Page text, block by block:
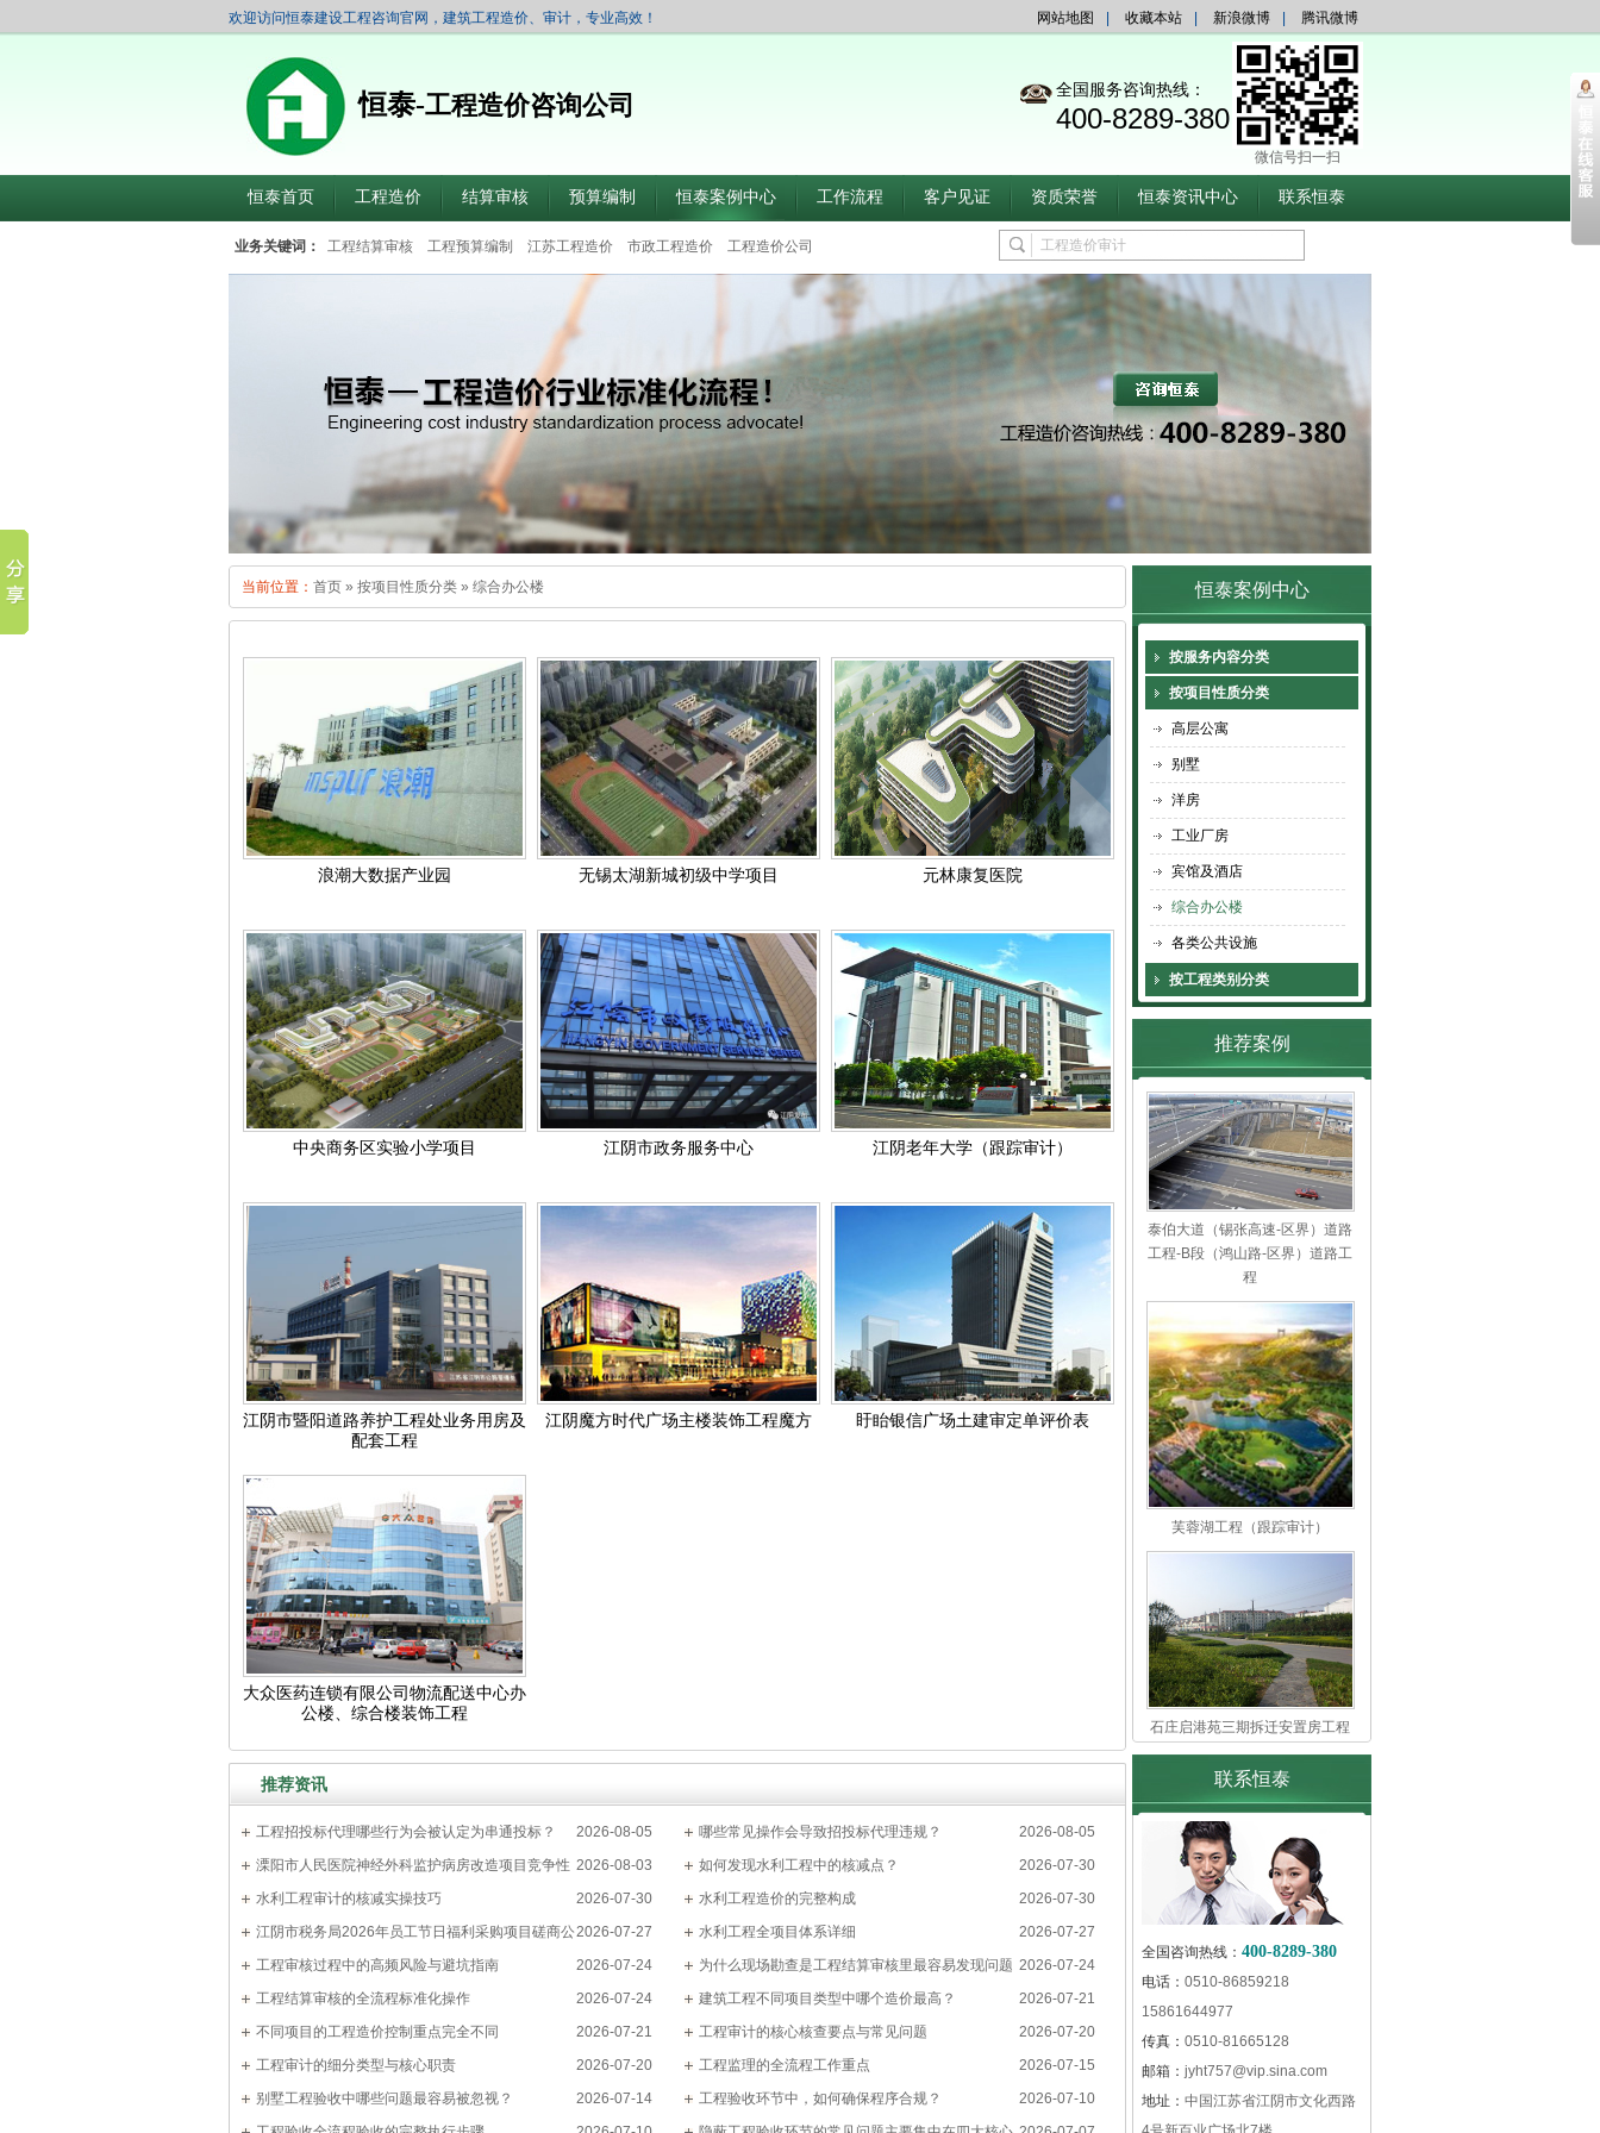
欢迎访问恒泰建设工程咨询官网，建筑工程造价、审计，专业高效！ 网站地图 收藏本站 新浪微博 腾讯微博
恒泰-工程造价咨询公司
全国服务咨询热线：
400-8289-380
微信号扫一扫
恒泰首页 工程造价 结算审核 预算编制 恒泰案例中心 工作流程 客户见证 资质荣誉 恒泰资讯中心 联系恒泰
业务关键词： 工程结算审核 工程预算编制 江苏工程造价 市政工程造价 工程造价公司
当前位置： 首页 » 按项目性质分类 » 综合办公楼
浪潮大数据产业园 无锡太湖新城初级中学项目 元林康复医院
中央商务区实验小学项目 江阴市政务服务中心 江阴老年大学（跟踪审计）
江阴市暨阳道路养护工程处业务用房及
配套工程
江阴魔方时代广场主楼装饰工程魔方 盱眙银信广场土建审定单评价表
大众医药连锁有限公司物流配送中心办
公楼、综合楼装饰工程
推荐资讯
2026-08-05
工程招投标代理哪些行为会被认定为串通投标？ 2026-08-05
哪些常见操作会导致招投标代理违规？
2026-08-03
溧阳市人民医院神经外科监护病房改造项目竞争性
磋商公告
2026-07-30
如何发现水利工程中的核减点？
2026-07-30
水利工程审计的核减实操技巧 2026-07-30
水利工程造价的完整构成
2026-07-27
江阴市税务局2026年员工节日福利采购项目磋商公
告
2026-07-27
水利工程全项目体系详细
2026-07-24
工程审核过程中的高频风险与避坑指南 2026-07-24
为什么现场勘查是工程结算审核里最容易发现问题
的环节？
2026-07-24
工程结算审核的全流程标准化操作 2026-07-21
建筑工程不同项目类型中哪个造价最高？
2026-07-21
不同项目的工程造价控制重点完全不同 2026-07-20
工程审计的核心核查要点与常见问题
2026-07-20
工程审计的细分类型与核心职责 2026-07-15
工程监理的全流程工作重点
2026-07-14
别墅工程验收中哪些问题最容易被忽视？ 2026-07-10
工程验收环节中，如何确保程序合规？
恒泰案例中心
按服务内容分类
按项目性质分类
高层公寓
别墅
洋房
工业厂房
宾馆及酒店
综合办公楼
各类公共设施
按工程类别分类
推荐案例
泰伯大道（锡张高速-区界）道路
工程-B段（鸿山路-区界）道路工
程
芙蓉湖工程（跟踪审计）
石庄启港苑三期拆迁安置房工程
联系恒泰
全国咨询热线： 400-8289-380
电话： 0510-86859218
15861644977
传真： 0510-81665128
邮箱： jyht757@vip.sina.com
地址： 中国江苏省江阴市文化西路